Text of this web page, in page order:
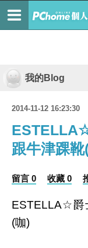
我的Blog
2014-11-12 16:23:30
跟牛津踝靴
留言 0 收藏 0
ESTELLA☆
(咖)